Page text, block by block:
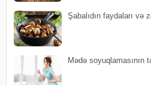
Şabalıdın faydaları və
Mədə soyuqlamasının